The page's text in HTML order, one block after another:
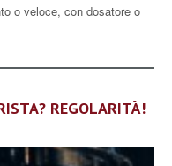
o veloce, con dosatore o
REGOLARITÀ!